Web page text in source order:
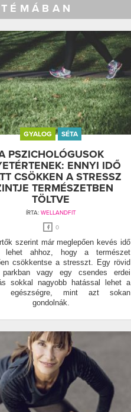
GYALOG SÉTA
PSZICHOLÓGUSOK
ENNYI IDŐ
CSÖKKEN A STRESSZ
TERMÉSZETBEN
TÖLTVE
ÍRTA: WELLANDFIT
0
szerint már meglepően kevés idő
ahhoz, hogy a természet
csökkentse a stresszt. Egy rövid
vagy egy csendes erdei
sokkal nagyobb hatással lehet a
egészségre, mint azt sokan
gondolnák.